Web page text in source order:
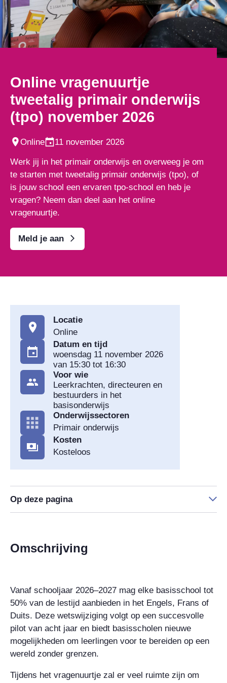
Online vragenuurtje
tweetalig primair onderwijs
(tpo) november 2026
Online 11 november 2026
Werk jij in het primair onderwijs en overweeg je om
te starten met tweetalig primair onderwijs (tpo), of
is jouw school een ervaren tpo-school en heb je
vragen? Neem dan deel aan het online
vragenuurtje.
Meld je aan
Locatie
Online
Datum en tijd
woensdag 11 november 2026
van 15:30 tot 16:30
Voor wie
Leerkrachten, directeuren en
bestuurders in het
basisonderwijs
Onderwijssectoren
Primair onderwijs
Kosten
Kosteloos
Op deze pagina
Omschrijving
Vanaf schooljaar 2026–2027 mag elke basisschool tot
50% van de lestijd aanbieden in het Engels, Frans of
Duits. Deze wetswijziging volgt op een succesvolle
pilot van acht jaar en biedt basisscholen nieuwe
mogelijkheden om leerlingen voor te bereiden op een
wereld zonder grenzen.
Tijdens het vragenuurtje zal er veel ruimte zijn om